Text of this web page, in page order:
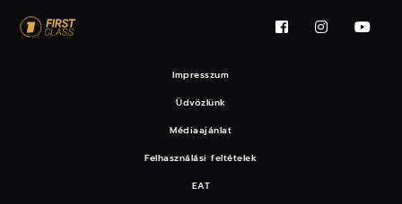
Impresszum
Üdvözlünk
Médiaajánlat
Felhasználási feltételek
EAT